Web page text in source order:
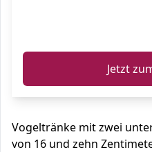
Jetzt
Vogeltränke mit zwei
von 16 und zehn